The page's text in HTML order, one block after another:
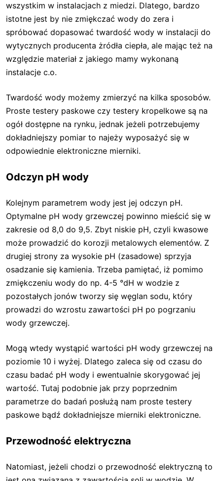
wszystkim w instalacjach z miedzi. Dlatego, bardzo
istotne jest by nie zmiękczać wody do zera i
spróbować dopasować twardość wody w instalacji do
wytycznych producenta żródła ciepła, ale mając też na
względzie materiał z jakiego mamy wykonaną
instalacje c.o.
Twardość wody możemy zmierzyć na kilka sposobów.
Proste testery paskowe czy testery kropelkowe są na
ogół dostępne na rynku, jednak jeżeli potrzebujemy
dokładniejszy pomiar to najeży wyposażyć się w
odpowiednie elektroniczne mierniki.
Odczyn pH wody
Kolejnym parametrem wody jest jej odczyn pH.
Optymalne pH wody grzewczej powinno mieścić się w
zakresie od 8,0 do 9,5. Zbyt niskie pH, czyli kwasowe
może prowadzić do korozji metalowych elementów. Z
drugiej strony za wysokie pH (zasadowe) sprzyja
osadzanie się kamienia. Trzeba pamiętać, iż pomimo
zmiękczeniu wody do np. 4-5 °dH w wodzie z
pozostałych jonów tworzy się węglan sodu, który
prowadzi do wzrostu zawartości pH po pogrzaniu
wody grzewczej.
Mogą wtedy wystąpić wartości pH wody grzewczej na
poziomie 10 i wyżej. Dlatego zaleca się od czasu do
czasu badać pH wody i ewentualnie skorygować jej
wartość. Tutaj podobnie jak przy poprzednim
parametrze do badań posłużą nam proste testery
paskowe bądź dokładniejsze mierniki elektroniczne.
Przewodność elektryczna
Natomiast, jeżeli chodzi o przewodność elektryczną to